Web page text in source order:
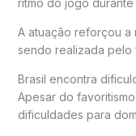
ritmo do jogo
A atuação reforçou
sendo realizada pelo
Brasil encontra
Apesar do
dificuldades para